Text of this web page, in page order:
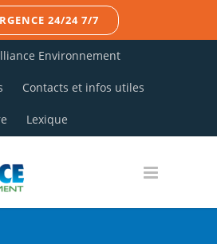
Environnement
Contacts et infos utiles
Lexique
24/24 7/7